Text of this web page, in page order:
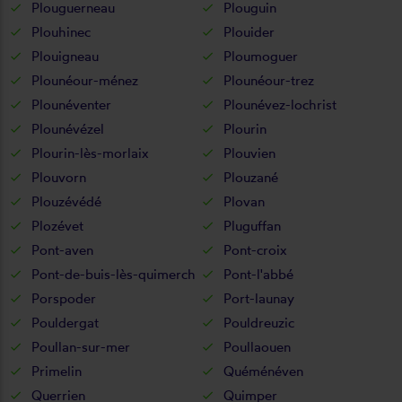
Plouguerneau
Plouguin
Plouhinec
Plouider
Plouigneau
Ploumoguer
Plounéour-ménez
Plounéour-trez
Plounéventer
Plounévez-lochrist
Plounévézel
Plourin
Plourin-lès-morlaix
Plouvien
Plouvorn
Plouzané
Plouzévédé
Plovan
Plozévet
Pluguffan
Pont-aven
Pont-croix
Pont-de-buis-lès-quimerch
Pont-l'abbé
Porspoder
Port-launay
Pouldergat
Pouldreuzic
Poullan-sur-mer
Poullaouen
Primelin
Quéménéven
Querrien
Quimper